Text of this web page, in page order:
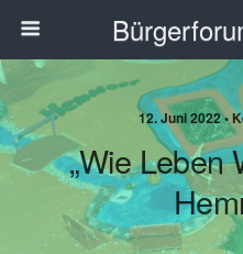
12. Juni 2022 •
„Wie Leben